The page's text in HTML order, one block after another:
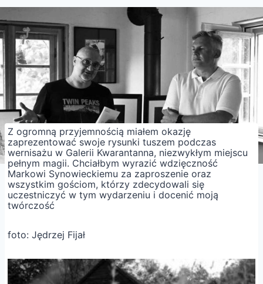
Z ogromną przyjemnością miałem okazję
zaprezentować swoje rysunki tuszem podczas
wernisażu w Galerii Kwarantanna, niezwykłym miejscu
pełnym magii. Chciałbym wyrazić wdzięczność
Markowi Synowieckiemu za zaproszenie oraz
wszystkim gościom, którzy zdecydowali się
uczestniczyć w tym wydarzeniu i docenić moją
twórczość
foto: Jędrzej Fijał